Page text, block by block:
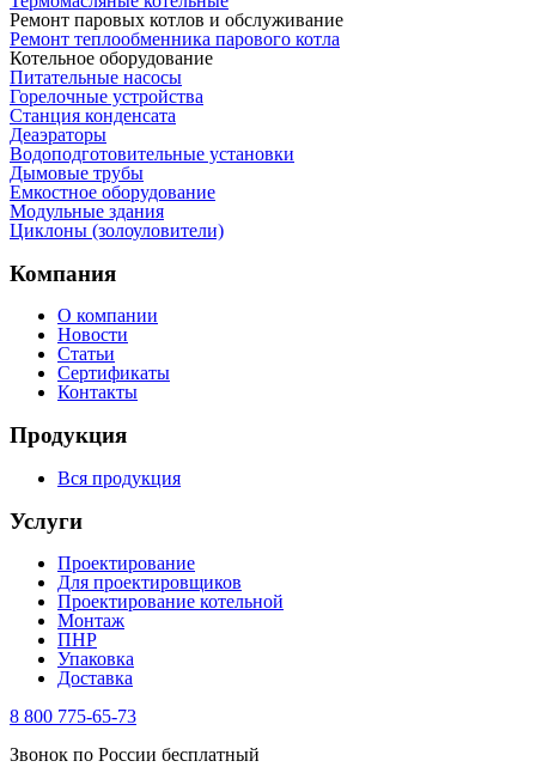
Ремонт паровых котлов и обслуживание
Ремонт теплообменника парового котла
Котельное оборудование
Питательные насосы
Горелочные устройства
Станция конденсата
Деаэраторы
Водоподготовительные установки
Дымовые трубы
Емкостное оборудование
Mодульные здания
Циклоны (золоуловители)
Компания
О компании
Новости
Статьи
Сертификаты
Контакты
Продукция
Вся продукция
Услуги
Проектирование
Для проектировщиков
Проектирование котельной
Монтаж
ПНР
Упаковка
Доставка
8 800 775-65-73
Звонок по России бесплатный